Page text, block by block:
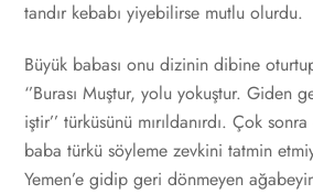
tandır kebabı yiyebilirse mutlu olurdu.
Büyük babası onu dizinin dibine
‘’Burası Muştur, yolu yokuştur. Giden
iştir’’ türküsünü mırıldanırdı. Çok
baba türkü söyleme zevkini tatmin
Yemen’e gidip geri dönmeyen